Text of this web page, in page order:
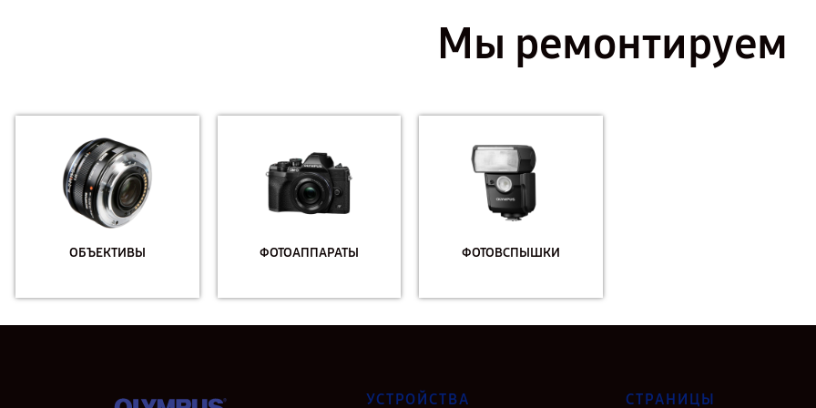
Мы ремонтируем
ОБЪЕКТИВЫ ФОТОАППАРАТЫ ФОТОВСПЫШКИ
УСТРОЙСТВА СТРАНИЦЫ